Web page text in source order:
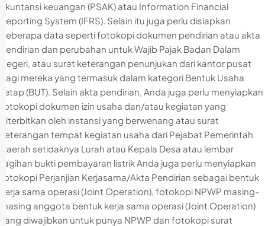
akuntansi keuangan (PSAK) atau Information Financial
Reporting System (IFRS). Selain itu juga perlu disiapkan
beberapa data seperti fotokopi dokumen pendirian atau akta
pendirian dan perubahan untuk Wajib Pajak Badan Dalam
Negeri, atau surat keterangan penunjukan dari kantor pusat
bagi mereka yang termasuk dalam kategori Bentuk Usaha
Tetap (BUT). Selain akta pendirian, Anda juga perlu menyiapkan
fotokopi dokumen izin usaha dan/atau kegiatan yang
diterbitkan oleh instansi yang berwenang atau surat
keterangan tempat kegiatan usaha dari Pejabat Pemerintah
Daerah setidaknya Lurah atau Kepala Desa atau lembar
tagihan bukti pembayaran listrik Anda juga perlu menyiapkan
fotokopi Perjanjian Kerjasama/Akta Pendirian sebagai bentuk
kerja sama operasi (Joint Operation), fotokopi NPWP masing-
masing anggota bentuk kerja sama operasi (Joint Operation)
yang diwajibkan untuk punya NPWP dan fotokopi surat